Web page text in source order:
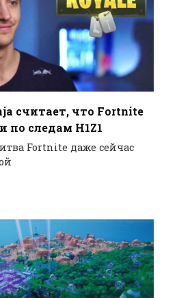
считает, что Fortnite
по следам H1Z1
Fortnite даже сейчас